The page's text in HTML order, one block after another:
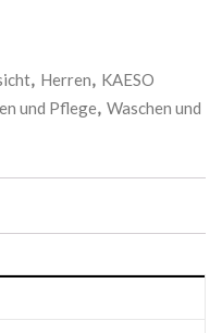
, Herren, KAESO
und Pflege, Waschen und